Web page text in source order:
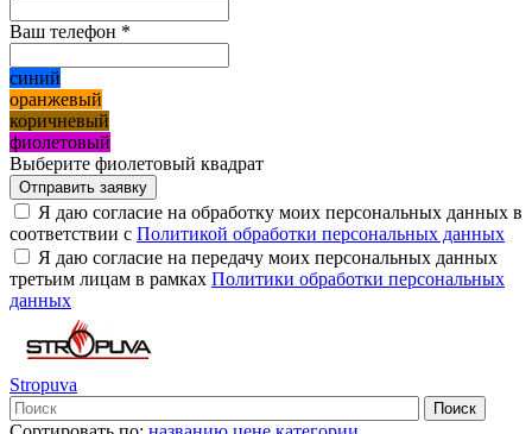
Ваш телефон *
синий
оранжевый
коричневый
фиолетовый
Выберите фиолетовый квадрат
Я даю согласие на обработку моих персональных данных в
соответствии с Политикой обработки персональных данных
Я даю согласие на передачу моих персональных данных
третьим лицам в рамках Политики обработки персональных
данных
Stropuva